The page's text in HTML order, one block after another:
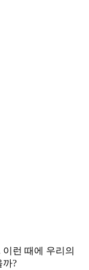
런 때에 우리의
까?